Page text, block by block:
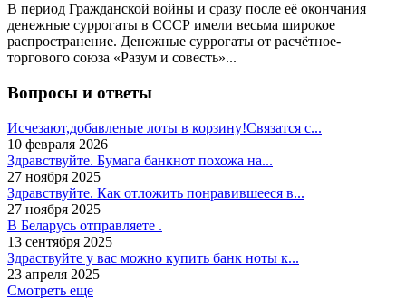
В период Гражданской войны и сразу после её окончания
денежные суррогаты в СССР имели весьма широкое
распространение. Денежные суррогаты от расчётное-
торгового союза «Разум и совесть»...
Вопросы и ответы
Исчезают,добавленые лоты в корзину!Связатся с...
10 февраля 2026
Здравствуйте. Бумага банкнот похожа на...
27 ноября 2025
Здравствуйте. Как отложить понравившееся в...
27 ноября 2025
В Беларусь отправляете .
13 сентября 2025
Здраствуйте у вас можно купить банк ноты к...
23 апреля 2025
Смотреть еще